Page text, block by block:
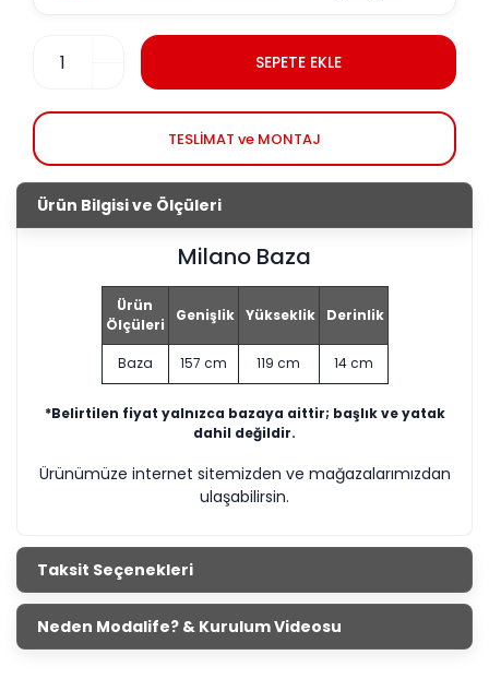
SEPETE EKLE
TESLİMAT ve MONTAJ
Ürün Bilgisi ve Ölçüleri
Milano Baza
Ürün
Ölçüleri
Genişlik Yükseklik Derinlik
Baza 157 cm 119 cm 14 cm
*Belirtilen fiyat yalnızca bazaya aittir; başlık ve yatak
dahil değildir.
Ürünümüze internet sitemizden ve mağazalarımızdan
ulaşabilirsin.
Taksit Seçenekleri
Neden Modalife? & Kurulum Videosu